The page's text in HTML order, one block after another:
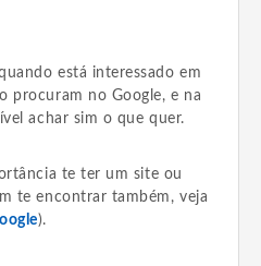
está interessado em
procuram no Google, e na
achar sim o que quer.
te ter um site ou
te encontrar também, veja
).